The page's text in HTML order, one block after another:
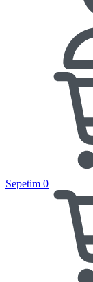
Sepetim 0